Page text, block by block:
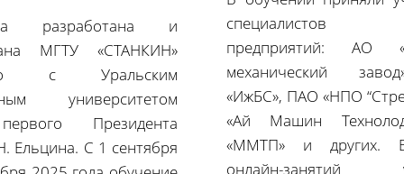
разработана и
МГТУ «СТАНКИН»
с Уральским
университетом
Президента
Ельцина. С 1 сентября
специалистов
предприятий: АО
механический
«ИжБС», ПАО «НПО
«Ай Машин
«ММТП» и других.
онлайн-занятий